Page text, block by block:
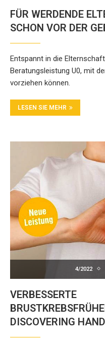
FÜR WERDENDE
SCHON VOR DER
Entspannt in die
Beratungsleistung U0, mit
vorziehen können.
LESEN SIE MEHR
4/2022
VERBESSERTE
DISCOVERING